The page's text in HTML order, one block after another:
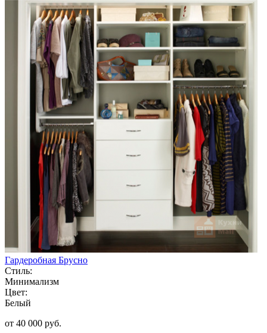
Гардеробная Брусно
Стиль:
Минимализм
Цвет:
Белый
от 40 000 руб.